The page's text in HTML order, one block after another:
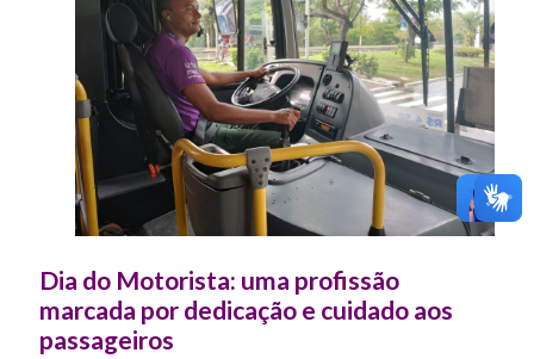
Dia do Motorista: uma profissão
marcada por dedicação e cuidado aos
passageiros